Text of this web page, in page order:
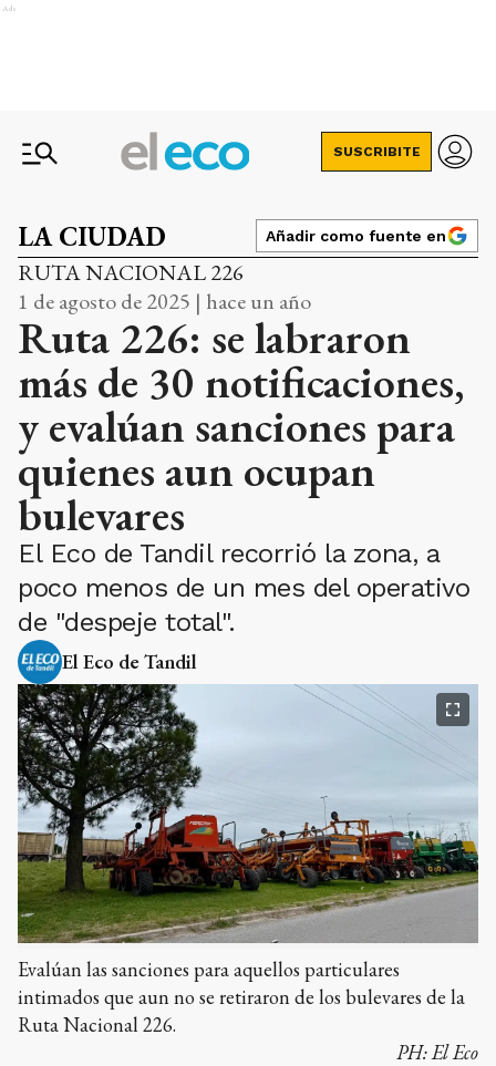
Ads
SUSCRIBITE
LA CIUDAD Añadir como fuente en
RUTA NACIONAL 226
1 de agosto de 2025 | hace un año
Ruta 226: se labraron
más de 30 notificaciones,
y evalúan sanciones para
quienes aun ocupan
bulevares
El Eco de Tandil recorrió la zona, a
poco menos de un mes del operativo
de "despeje total".
El Eco de Tandil
Evalúan las sanciones para aquellos particulares
intimados que aun no se retiraron de los bulevares de la
Ruta Nacional 226.
PH:El Eco